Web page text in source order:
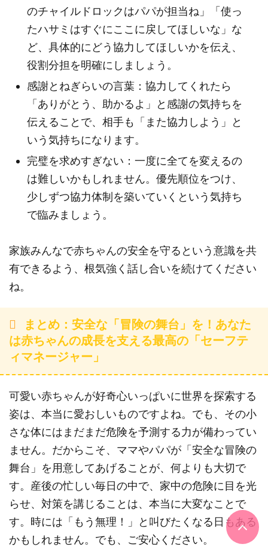
のチャイルドロックはパパが担当ね」「使っ
たハサミはすぐにここに戻してほしいな」な
ど、具体的にどう協力してほしいかを伝え、
役割分担を明確にしましょう。
感謝とねぎらいの言葉：協力してくれたら
「ありがとう、助かるよ」と感謝の気持ちを
伝えることで、相手も「また協力しよう」と
いう気持ちになります。
完璧を求めすぎない：一度に全てを変えるの
は難しいかもしれません。優先順位をつけ、
少しずつ協力体制を築いていくという気持ち
で臨みましょう。
家族みんなで赤ちゃんの安全を守るという意識を共
有できるよう、根気強く話し合いを続けてください
ね。
まとめ：安全な「冒険の舞台」を！あなた
は赤ちゃんの成長を支える最高の「セーフテ
ィマネージャー」
可愛い赤ちゃんが好奇心いっぱいに世界を探索する
姿は、本当に愛おしいものですよね。でも、その小
さな体にはまだまだ危険を予測する力が備わってい
ません。だからこそ、ママやパパが「安全な冒険の
舞台」を用意してあげることが、何よりも大切で
す。産後の忙しい毎日の中で、家中の危険に目を光
らせ、対策を講じることは、本当に大変なことで
す。時には「もう無理！」と叫びたくなる日もある
かもしれません。でも、ご安心ください。